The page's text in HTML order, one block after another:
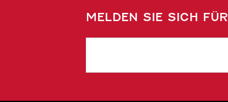
MELDEN SIE SICH